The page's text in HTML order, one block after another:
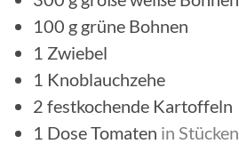
100 g grüne Bohnen
1 Zwiebel
1 Knoblauchzehe
2 festkochende Kartoffeln
1 DoseTomaten in Stücken